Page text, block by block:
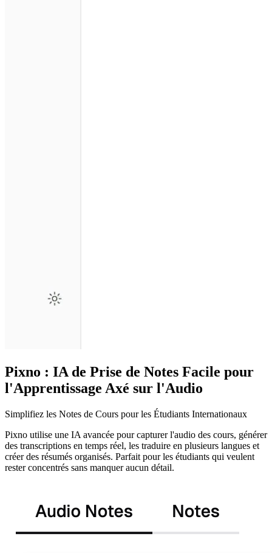
Pixno : IA de Prise de Notes Facile pour
l'Apprentissage Axé sur l'Audio
Simplifiez les Notes de Cours pour les Étudiants Internationaux
Pixno utilise une IA avancée pour capturer l'audio des cours, générer
des transcriptions en temps réel, les traduire en plusieurs langues et
créer des résumés organisés. Parfait pour les étudiants qui veulent
rester concentrés sans manquer aucun détail.